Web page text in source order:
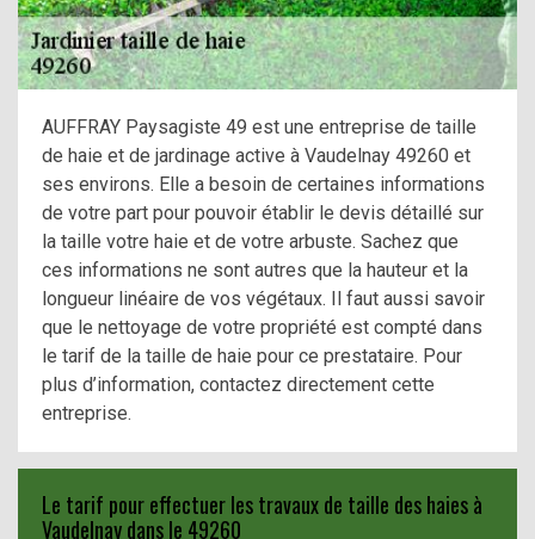
AUFFRAY Paysagiste 49 est une entreprise de taille
de haie et de jardinage active à Vaudelnay 49260 et
ses environs. Elle a besoin de certaines informations
de votre part pour pouvoir établir le devis détaillé sur
la taille votre haie et de votre arbuste. Sachez que
ces informations ne sont autres que la hauteur et la
longueur linéaire de vos végétaux. Il faut aussi savoir
que le nettoyage de votre propriété est compté dans
le tarif de la taille de haie pour ce prestataire. Pour
plus d’information, contactez directement cette
entreprise.
Le tarif pour effectuer les travaux de taille des haies à
Vaudelnay dans le 49260